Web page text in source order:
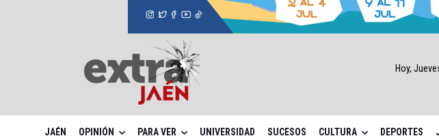
Hoy,
JAÉN OPINIÓN PARA VER UNIVERSIDAD SUCESOS CULTURA DEPORTES